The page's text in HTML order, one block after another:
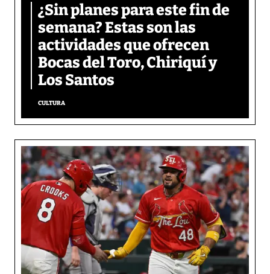
¿Sin planes para este fin de
semana? Estas son las
actividades que ofrecen
Bocas del Toro, Chiriquí y
Los Santos
CULTURA